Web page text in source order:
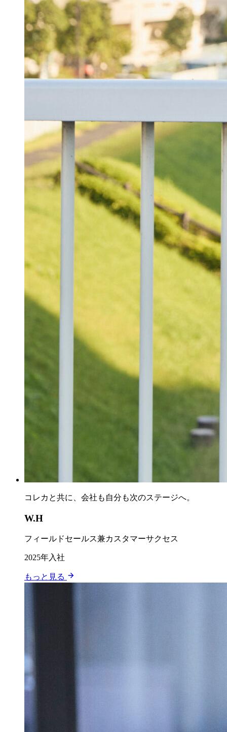
コレカと共に、会社も自分も次のステージへ。
W.H
フィールドセールス兼カスタマーサクセス
2025年入社
もっと見る